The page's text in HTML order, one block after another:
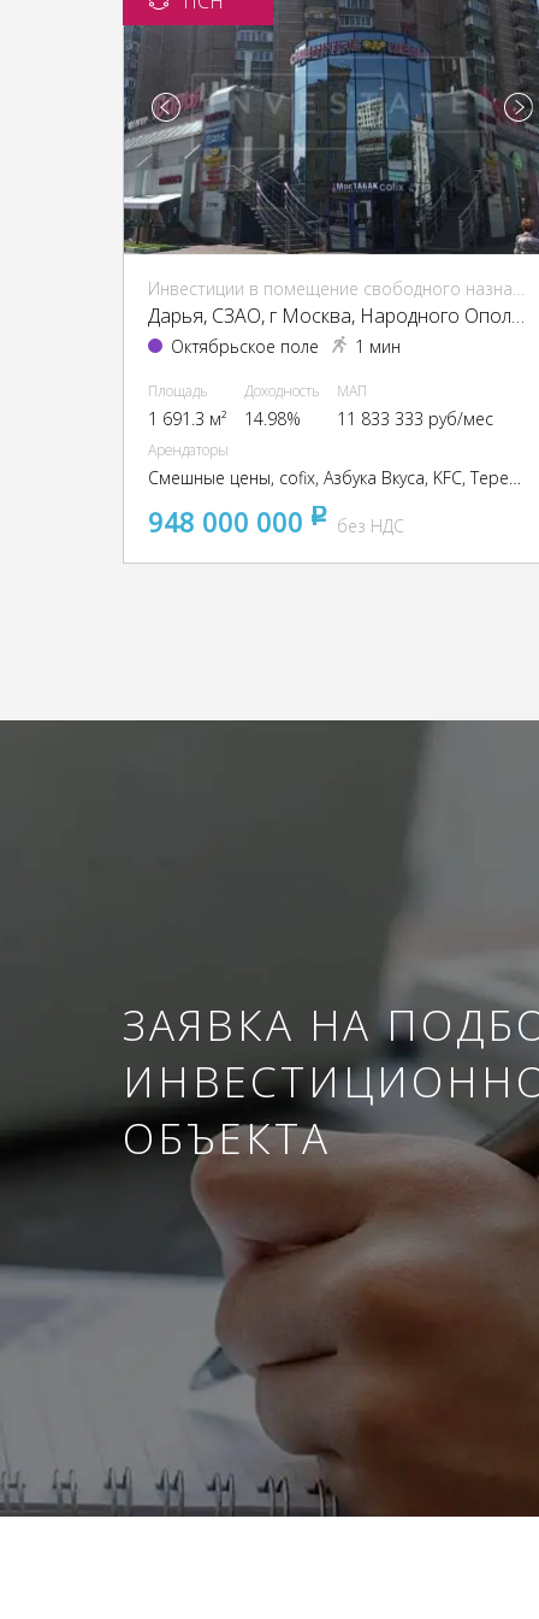
Инвестиции в помещение свободного назначения (ПСН)
Дарья, CЗАО, г Москва, Народного Ополчения ул., 46, кор. 1
Октябрьское поле 1 мин
Площадь
1 691.3 м²
Доходность
14.98%
МАП
11 833 333 руб/мес
Арендаторы
Смешные цены, cofix, Азбука Вкуса, KFC, Теремок, Bingo Boom, TEZ TOUR
948 000 000 pуббез НДС
ЗАЯВКА НА
ОБЪЕКТА